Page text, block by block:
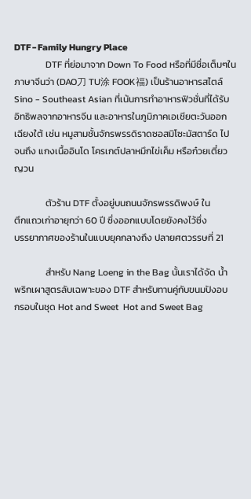
DTF - Family Hungry Place
ภาษาจีนว่า (DAO刀 TU涂 FOOK福) เป็นร้านอาหารสไตล์
Sino - Southeast Asian ที่เน้นการทำอาหารฟิวชั่นที่ได้รับ
อิทธิพลจากอาหารจีน และอาหารในภูมิภาคเอเชียตะวันออก
เฉียงใต้ เช่น หมูสามชั้นจักรพรรดิราดซอสมิโซะมัสตาร์ด ไป
จนถึง แกงเนื้ออินโด โครเกต์ปลาหมึกไข่เค็ม หรือก๋วยเตี๋ยว
ญวน
ตึกแถวเก่าอายุกว่า 60 ปี ซึ่งออกแบบโดยยังคงไว้ซึ่ง
บรรยากาศของร้านในแบบยุคกลางถึง ปลายศตวรรษที่ 21
พริกเผาสูตรลับเฉพาะของ DTF สำหรับทานคู่กับขนมปังอบ
กรอบในชุด Hot and Sweet  Hot and Sweet Bag